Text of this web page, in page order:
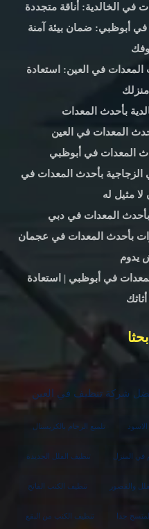
الخالدية: أناقة متجددة
أبوظبي: ضمان بيئة آمنة
في العين: استعادة
بأحدث المعدات
المعدات في العين
المعدات في أبوظبي
بأحدث المعدات في
مثيل له
المعدات في دبي
بأحدث المعدات في عجمان
يدوم
في أبوظبي | استعادة
شركة تنظيف في العين
تلميع الرخام بالكريستال
في المنزل تنظيف الفلل الجديدة
والقصور تنظيف الكنب الفاتح
جدا تنظيف الكنب من البقع